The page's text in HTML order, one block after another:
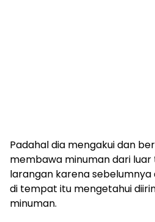
Padahal dia mengakui dan
membawa minuman dari
larangan karena
di tempat itu mengetahui
minuman.